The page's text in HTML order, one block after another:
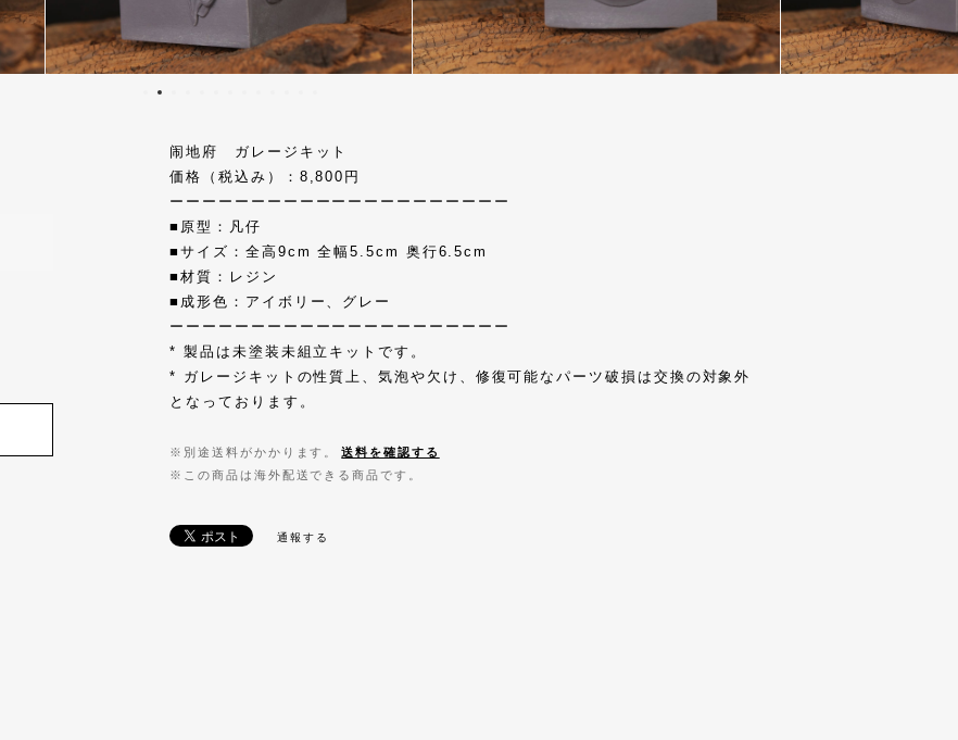
闹地府 ガレージキット
価格（税込み）：8,800円
ーーーーーーーーーーーーーーーーーーーーー
■原型：凡仔
■サイズ：全高9cm 全幅5.5cm 奥行6.5cm
■材質：レジン
■成形色：アイボリー、グレー
ーーーーーーーーーーーーーーーーーーーーー
* 製品は未塗装未組立キットです。
* ガレージキットの性質上、気泡や欠け、修復可能なパーツ破損は交換の対象外
となっております。
※別途送料がかかります。
送料を確認する
※この商品は海外配送できる商品です。
通報する